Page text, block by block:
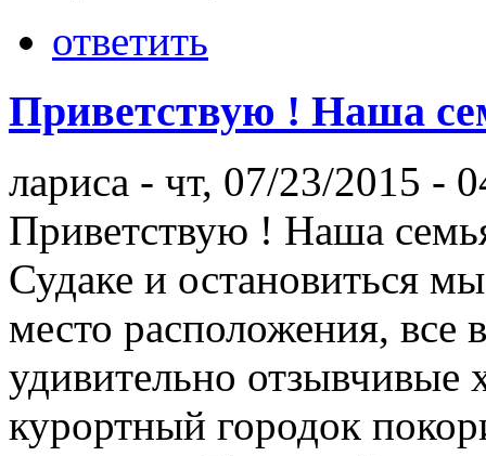
ответить
Приветствую ! Наша
лариса - чт, 07/23/2015 -
Приветствую ! Наша
Судаке и остановиться
место расположения, все
удивительно отзывчивые
курортный городок